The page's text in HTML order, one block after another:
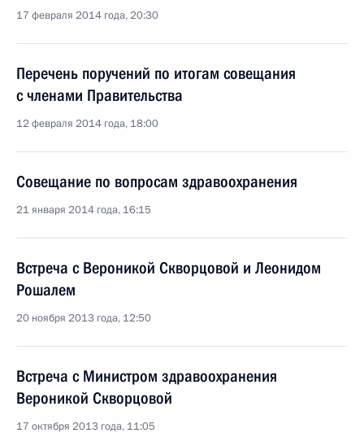
17 февраля 2014 года, 20:30
Перечень поручений по итогам совещания
с членами Правительства
12 февраля 2014 года, 18:00
Совещание по вопросам здравоохранения
21 января 2014 года, 16:15
Встреча с Вероникой Скворцовой и Леонидом
Рошалем
20 ноября 2013 года, 12:50
Встреча с Министром здравоохранения
Вероникой Скворцовой
17 октября 2013 года, 11:05